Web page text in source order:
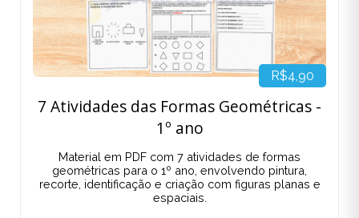
R$4,90
7 Atividades das Formas Geométricas -
1º ano
Material em PDF com 7 atividades de formas
geométricas para o 1º ano, envolvendo pintura,
recorte, identificação e criação com figuras planas e
espaciais.